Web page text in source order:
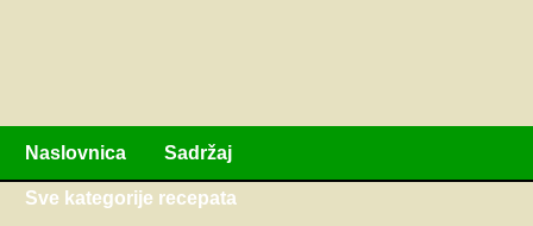
Naslovnica Sadržaj
Sve kategorije recepata